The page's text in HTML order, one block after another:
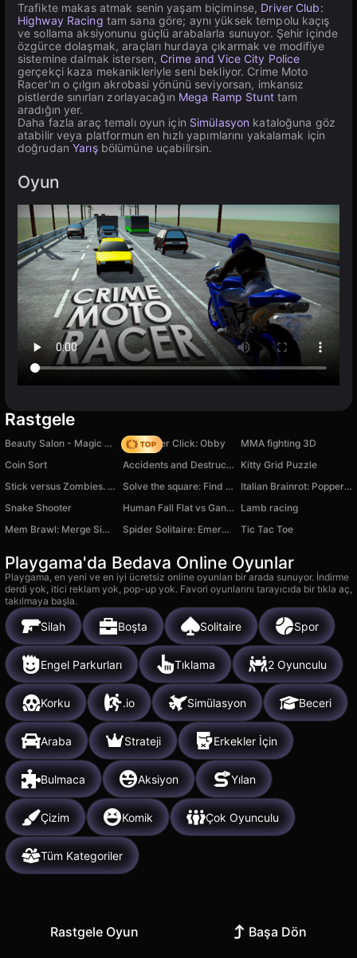
Trafikte makas atmak senin yaşam biçiminse, Driver Club:
Highway Racing tam sana göre; aynı yüksek tempolu kaçış
ve sollama aksiyonunu güçlü arabalarla sunuyor. Şehir içinde
özgürce dolaşmak, araçları hurdaya çıkarmak ve modifiye
sistemine dalmak istersen, Crime and Vice City Police
gerçekçi kaza mekanikleriyle seni bekliyor. Crime Moto
Racer'ın o çılgın akrobasi yönünü seviyorsan, imkansız
pistlerde sınırları zorlayacağın Mega Ramp Stunttam
aradığın yer.
Daha fazla araç temalı oyun için Simülasyon kataloğuna göz
atabilir veya platformun en hızlı yapımlarını yakalamak için
doğrudanYarışbölümüne uçabilirsin.
Oyun
Rastgele
Beauty Salon - Magic Princess Speed per Click: Obby
MMA fighting 3D
Coin Sort
Accidents and Destruction of Cars 3D
Kitty Grid Puzzle
Stick versus Zombies. Survival.
Solve the square: Find out your IQ
Italian Brainrot: Popper Crazy
Snake Shooter
Human Fall Flat vs Gang Beasts
Lamb racing
Mem Brawl: Merge Simulator
Spider Solitaire: Emerald Web Tic Tac Toe
Playgama'da Bedava Online Oyunlar
Playgama, en yeni ve en iyi ücretsiz online oyunları bir arada sunuyor. İndirme
derdi yok, itici reklam yok, pop-up yok. Favori oyunlarını tarayıcıda bir tıkla aç,
takılmaya başla.
Silah Boşta Solitaire Spor
Engel Parkurları Tıklama 2 Oyunculu
Korku .io Simülasyon Beceri
Araba Strateji Erkekler İçin
Bulmaca Aksiyon Yılan
Çizim Komik Çok Oyunculu
Tüm Kategoriler
Rastgele Oyun Başa Dön